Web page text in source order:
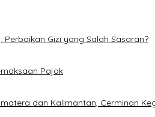
Perbaikan Gizi yang Salah Sasaran?
Pajak
dan Kalimantan, Cerminan